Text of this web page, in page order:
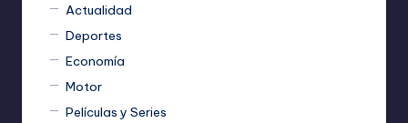
Actualidad
Deportes
Economía
Motor
Películas y Series